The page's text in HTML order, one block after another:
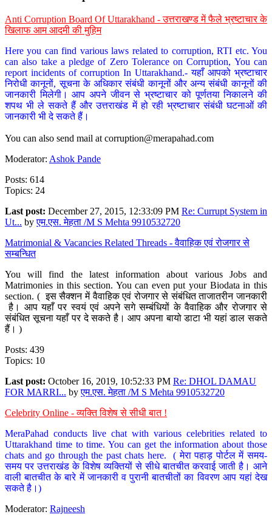
Anti Corruption Board Of Uttarakhand - उत्तराखण्ड में फैले भ्रष्टाचार के
खिलाफ आम आदमी की मुहिम
Here you can find various laws related to corruption, RTI etc. You
can also take a pledge of Zero Tolerance on Corruption, You can
report incidents of corruption In Uttarakhand.- यहाँ आपको भ्रष्टाचार
निरोधी कानूनों, सूचना के अधिकार संबंधी कानूनों और अन्य संबंधी कानूनों की
जानकारी मिलेगी। आप अपने जीवन से भ्रष्टाचार को पूर्णतया निकालने की
शपथ भी ले सकते हैं और उत्तराखंड में हो रही भ्रष्टाचार संबंधी घटनाओं की
जानकारी भी दे सकते हैं।
You can also send mail at corruption@merapahad.com
Moderator: Ashok Pande
Posts: 614
Topics: 24
Last post: December 27, 2015, 12:33:09 PM Re: Currupt System in
Ut... byएम.एस. मेहता /M S Mehta 9910532720
Matrimonial & Vacancies Related Threads - वैवाहिक एवं रोजगार से
सम्बन्धित
You will find the latest information about various Jobs and
Matrimonies in this section. You can even put your Biodata in this
section. ( इस सैक्शन में वैवाहिक एवं रोजगार से संबंधित ताजातरीन जानकारी
है। आप यहाँ पर स्वयं एवं अपने सगे सम्बंधियों के वैवाहिक और रोजगार से
संबंधित सूचना यहाँ पर दे सकते है। आप अपना बायो डाटा भी यहां डाल सकते
हैं। )
Posts: 439
Topics: 10
Last post: October 16, 2019, 10:52:33 PM Re: DHOL DAMAU
FOR MARRI... byएम.एस. मेहता /M S Mehta 9910532720
Celebrity Online - व्यक्ति विशेष से सीधी बात !
MeraPahad conducts live chat with various celebrities related to
Uttarakhand time to time. You can get the information about those
chats and go through the past chats here. ( मेरा पहाड़ पोर्टल में समय-
समय पर उत्तराखंड के विशेष व्यक्तियों से सीधे बातचीत करवाई जाती है। आने
वाली बातचीत के बारे में जानकारी व पुरानी बातचीतों का विवरण आप यहां देख
सकते है।)
Moderator: Rajneesh